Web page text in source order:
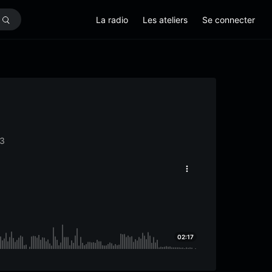
La radio Les ateliers Se connecter
02:17